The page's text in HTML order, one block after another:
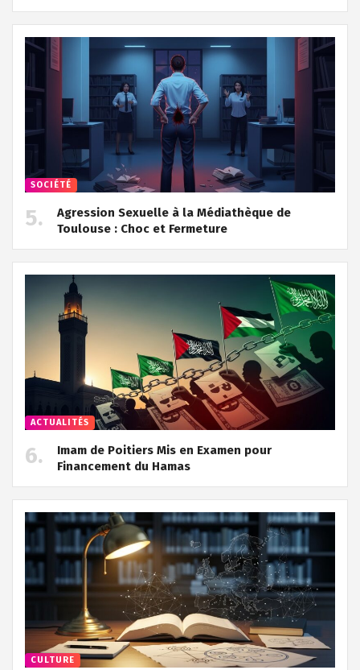
SOCIÉTÉ
Agression Sexuelle à la Médiathèque de
Toulouse : Choc et Fermeture
ACTUALITÉS
Imam de Poitiers Mis en Examen pour
Financement du Hamas
CULTURE